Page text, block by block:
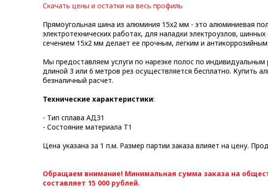
Конструкции из профиля
Услуги дополнительной
обработки профиля
Скачать цены и остатки на весь профиль
Прямоугольная шина из алюминия 15x2 мм - это алюминиевая
электротехнических работах, для наладки электроузлов,
сечением 15x2 мм делает ее прочным, легким и
Мы предоставляем услуги по нарезке полос по индивидуальным
длиной 3 или 6 метров рез осуществляется бесплатно. Купить
безналичный расчет.
Технические характеристики:
- Тип сплава АД31
- Состояние материала Т1
Цена указана за 1 п.м. Размер партии заказа влияет на цену.
Обращаем внимание! Минимальная сумма заказа на
составляет 15 000 рублей.